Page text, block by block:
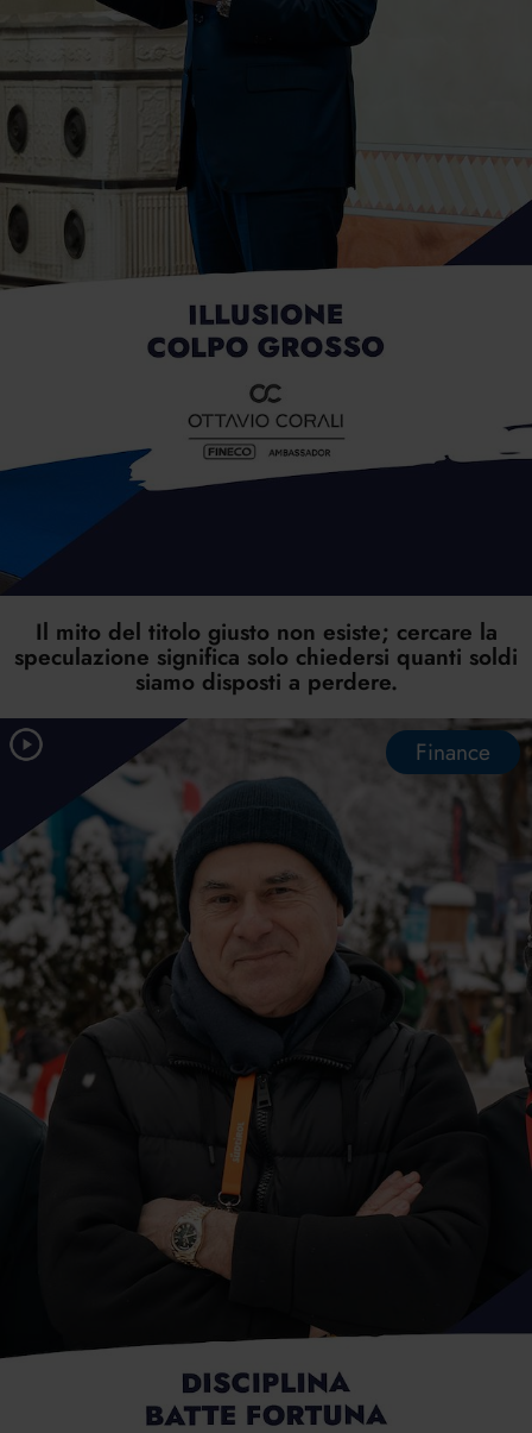
Il mito del titolo giusto non esiste; cercare la
speculazione significa solo chiedersi quanti soldi
siamo disposti a perdere.
Finance